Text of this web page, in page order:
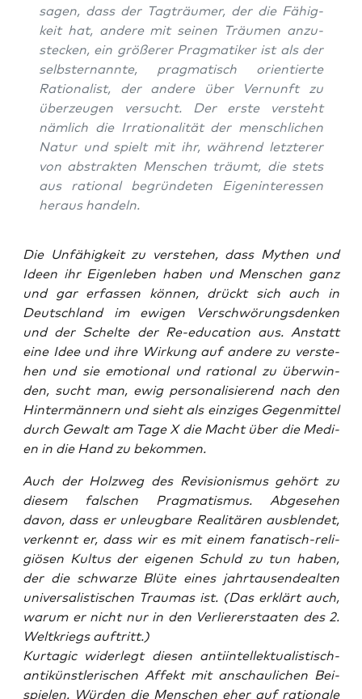
sagen, dass der Tag­träu­mer, der die Fähig­
keit hat, ande­re mit sei­nen Träu­men anzu­
ste­cken, ein grö­ße­rer Prag­ma­ti­ker ist als der
selbst­er­nann­te, prag­ma­tisch ori­en­tier­te
Ratio­na­list, der ande­re über Ver­nunft zu
über­zeu­gen ver­sucht. Der ers­te ver­steht
näm­lich die Irra­tio­na­li­tät der mensch­li­chen
Natur und spielt mit ihr, wäh­rend letz­te­rer
von abs­trak­ten Men­schen träumt, die stets
aus ratio­nal begrün­de­ten Eigen­in­ter­es­sen
her­aus handeln.
Die Unfä­hig­keit zu ver­ste­hen, dass Mythen und
Ideen ihr Eigen­le­ben haben und Men­schen ganz
und gar erfas­sen kön­nen, drückt sich auch in
Deutsch­land im ewi­gen Ver­schwö­rungs­den­ken
und der Schel­te der Re-edu­ca­ti­on aus. Anstatt
eine Idee und ihre Wir­kung auf ande­re zu ver­ste­
hen und sie emo­tio­nal und ratio­nal zu über­win­
den, sucht man, ewig per­so­na­li­sie­rend nach den
Hin­ter­män­nern und sieht als ein­zi­ges Gegen­mit­tel
durch Gewalt am Tage X die Macht über die Medi­
en in die Hand zu bekommen.
Auch der Holz­weg des Revi­sio­nis­mus gehört zu
die­sem fal­schen Prag­ma­tis­mus. Abge­se­hen
davon, dass er unleug­ba­re Rea­li­tä­ren aus­blen­det,
ver­kennt er, dass wir es mit einem fana­tisch-reli­
giö­sen Kul­tus der eige­nen Schuld zu tun haben,
der die schwar­ze Blü­te eines jahr­tau­sen­de­al­ten
uni­ver­sa­lis­ti­schen Trau­mas ist. (Das erklärt auch,
war­um er nicht nur in den Ver­lie­rer­staa­ten des 2.
Welt­kriegs auftritt.)
Kur­ta­gic wider­legt die­sen anti­in­tel­lek­tua­lis­tisch-
anti­künst­le­ri­schen Affekt mit anschau­li­chen Bei­
spie­len. Wür­den die Men­schen eher auf ratio­na­le